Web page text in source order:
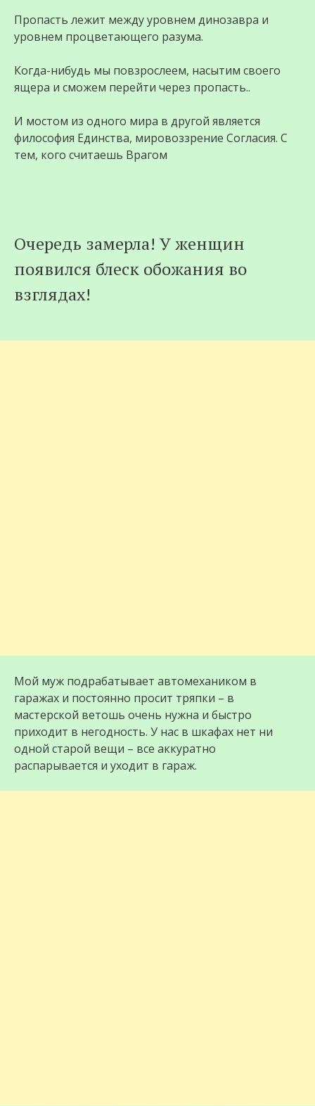
Пропасть лежит между уровнем динозавра и
уровнем процветающего разума.
Когда-нибудь мы повзрослеем, насытим своего
ящера и сможем перейти через пропасть..
И мостом из одного мира в другой является
философия Единства, мировоззрение Согласия. С
тем, кого считаешь Врагом
Очередь замерла! У женщин
появился блеск обожания во
взглядах!
Мой муж подрабатывает автомехаником в
гаражах и постоянно просит тряпки – в
мастерской ветошь очень нужна и быстро
приходит в негодность. У нас в шкафах нет ни
одной старой вещи – все аккуратно
распарывается и уходит в гараж.